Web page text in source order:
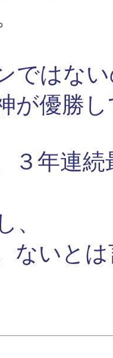
ではな
が優勝
３年連
、
ないと